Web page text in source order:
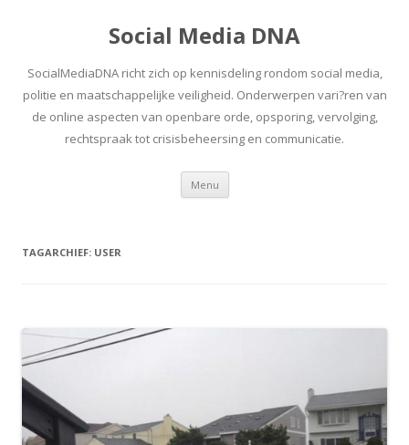
Social Media DNA
SocialMediaDNA richt zich op kennisdeling rondom social media,
politie en maatschappelijke veiligheid. Onderwerpen vari?ren van
de online aspecten van openbare orde, opsporing, vervolging,
rechtspraak tot crisisbeheersing en communicatie.
Menu Spring
inhoud
TAGARCHIEF: USER